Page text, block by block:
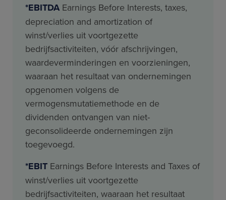
*EBITDA Earnings Before Interests, taxes,
depreciation and amortization of
winst/verlies uit voortgezette
bedrijfsactiviteiten, vóór afschrijvingen,
waardeverminderingen en voorzieningen,
waaraan het resultaat van ondernemingen
opgenomen volgens de
vermogensmutatiemethode en de
dividenden ontvangen van niet-
geconsolideerde ondernemingen zijn
toegevoegd.
*EBIT Earnings Before Interests and Taxes of
winst/verlies uit voortgezette
bedrijfsactiviteiten, waaraan het resultaat